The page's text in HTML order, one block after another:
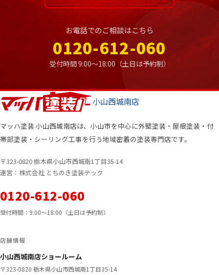
お電話でのご相談はこちら
0120-612-060
受付時間 9:00〜18:00（土日は予約制）
小山西城南店
マッハ塗装 小山西城南店は、小山市を中心に外壁塗装・屋根塗装・付
帯部塗装・ シーリング工事を行う地域密着の塗装専門店です。
〒323-0820 栃木県小山市西城南1丁目35-14
運営：株式会社 とちのき塗装テック
0120-612-060
受付時間：9:00〜18:00（土日は予約制）
店舗情報
小山西城南店ショールーム
〒323-0820 栃木県小山市西城南1丁目35-14